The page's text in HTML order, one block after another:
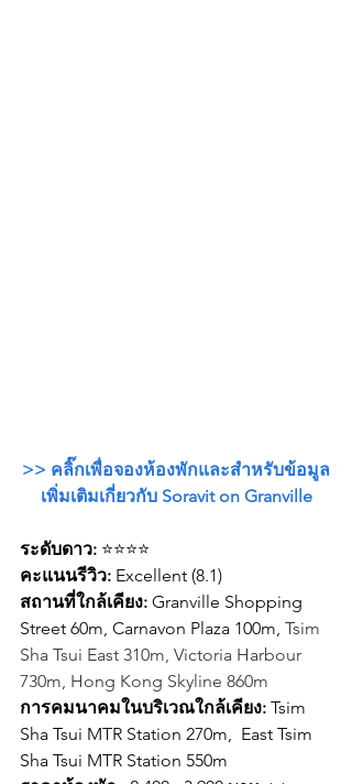
>> คลิ๊กเพื่อจองห้องพักและสำหรับข้อมูล
เพิ่มเติมเกี่ยวกับ Soravit on Granville
ระดับดาว: ⭐⭐⭐⭐
คะแนนรีวิว: Excellent (8.1)
สถานที่ใกล้เคียง: Granville Shopping
Street 60m, Carnavon Plaza 100m, Tsim
Sha Tsui East 310m, Victoria Harbour
730m, Hong Kong Skyline 860m
การคมนาคมในบริเวณใกล้เคียง: Tsim
Sha Tsui MTR Station 270m,  East Tsim
Sha Tsui MTR Station 550m